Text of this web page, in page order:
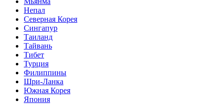
Непал
Северная Корея
Сингапур
Таиланд
Тайвань
Тибет
Турция
Филиппины
Шри-Ланка
Южная Корея
Япония